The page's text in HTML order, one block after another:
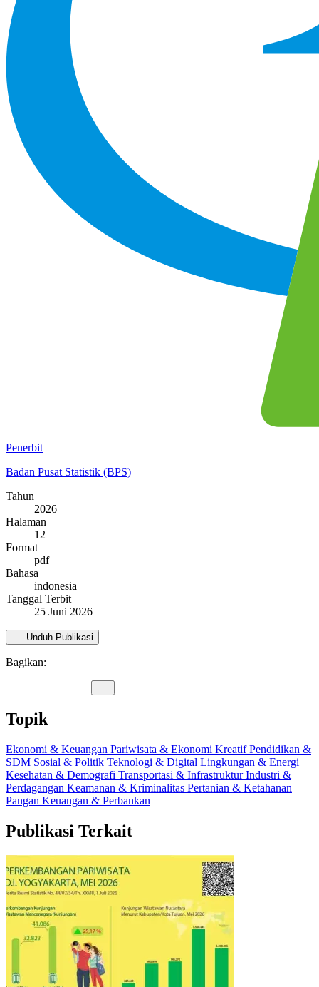
Penerbit
Badan Pusat Statistik (BPS)
Tahun
2026
Halaman
12
Format
pdf
Bahasa
indonesia
Tanggal Terbit
25 Juni 2026
Unduh Publikasi
Bagikan:
Topik
Ekonomi & Keuangan Pariwisata & Ekonomi KreatifPendidikan &
SDM Sosial & Politik Teknologi & Digital Lingkungan & Energi
Kesehatan & Demografi Transportasi & InfrastrukturIndustri &
Perdagangan Keamanan & Kriminalitas Pertanian & Ketahanan
Pangan Keuangan & Perbankan
Publikasi Terkait